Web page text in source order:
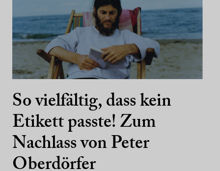
So vielfältig, dass kein
Etikett passte! Zum
Nachlass von Peter
Oberdörfer